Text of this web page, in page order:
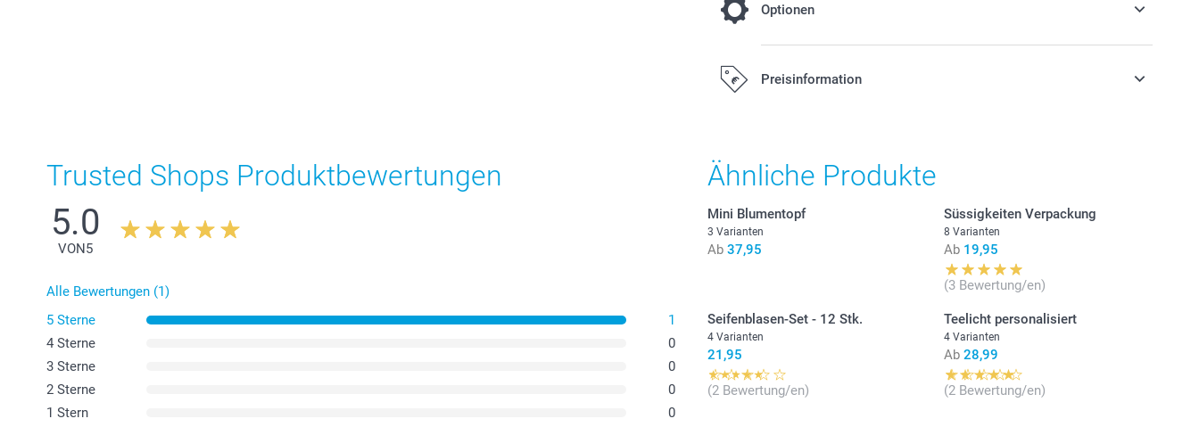
Optionen
Füllen Sie Ihre Gastgeschenke mit Süssigkeiten!
Gummibärchen in diversen Geschmacksrichtungen im 1kg Pack
Leckere Herzchen mit Himbeergeschmack im 1kg Pack
12 Zuckerketten mit bunten Zuckerperlen
Find the nutritional information for the Nährwertangaben der
oderZuckerketten
finden Sie hier. Ausserhalb der Reichweite von Kindern unter 3 Jahren
aufbewahren
Preisinformation
Versandkosten.
Trusted Shops Produktbewertungen
5.0
VON5
Alle Bewertungen (1)
5 Sterne
1
4 Sterne
0
3 Sterne
0
2 Sterne
0
1 Stern
0
Ähnliche Produkte
Mini Blumentopf
3 Varianten
Ab 37,95
Süssigkeiten Verpackung
8 Varianten
Ab 19,95
(3 Bewertung/en)
Seifenblasen-Set - 12 Stk.
4 Varianten
21,95
(2 Bewertung/en)
Teelicht personalisiert
4 Varianten
Ab 28,99
(2 Bewertung/en)